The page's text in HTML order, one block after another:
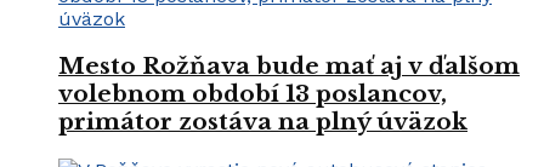
Mesto Rožňava bude mať aj v ďalšom
volebnom období 13 poslancov,
primátor zostáva na plný úväzok